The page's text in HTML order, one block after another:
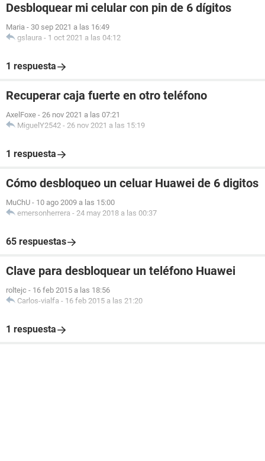
Desbloquear mi celular con pin de 6 dígitos
Maria - 30 sep 2021 a las 16:49
gslaura - 1 oct 2021 a las 04:12
1 respuesta
Recuperar caja fuerte en otro teléfono
AxelFoxe - 26 nov 2021 a las 07:21
MiguelY2542 - 26 nov 2021 a las 15:19
1 respuesta
Cómo desbloqueo un celuar Huawei de 6 digitos
MuChU - 10 ago 2009 a las 15:00
emersonherrera - 24 may 2018 a las 00:37
65 respuestas
Clave para desbloquear un teléfono Huawei
roltejc - 16 feb 2015 a las 18:56
Carlos-vialfa - 16 feb 2015 a las 21:20
1 respuesta